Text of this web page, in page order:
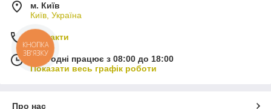
м. Київ
Київ, Україна
Контакти
Сьогодні працює з 08:00 до 18:00
Показати весь графік роботи
Про нас
КНОПКА
ЗВ'ЯЗКУ